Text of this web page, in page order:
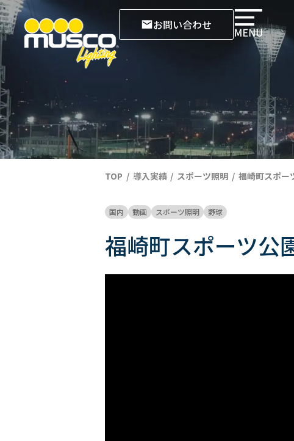
お問い合わせ
TOP 導入実績 スポーツ照明 福崎町スポー
国内 動画 スポーツ照明 野球
福崎町スポーツ公